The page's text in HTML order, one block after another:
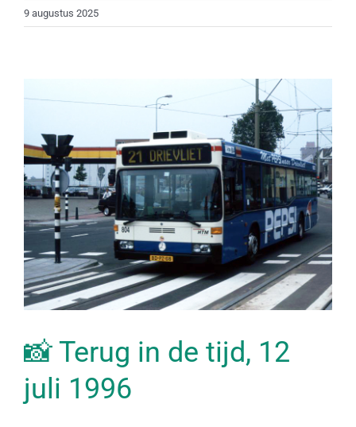
9 augustus 2025
📸 Terug in de tijd, 12
juli 1996